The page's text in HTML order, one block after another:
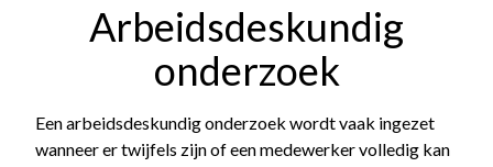
Arbeidsdeskundig
onderzoek
Een arbeidsdeskundig onderzoek wordt vaak ingezet
wanneer er twijfels zijn of een medewerker volledig kan